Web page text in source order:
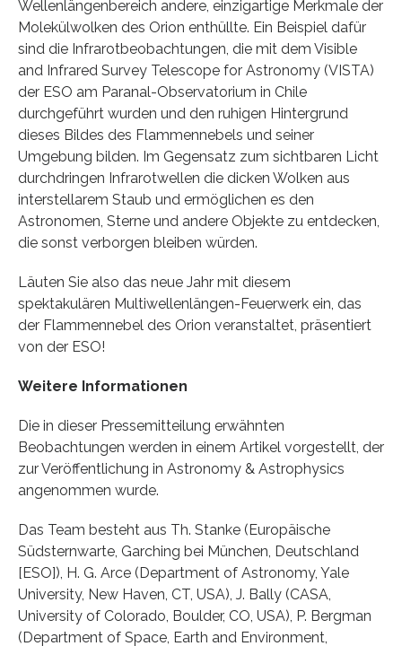
Wellenlängenbereich andere, einzigartige Merkmale der
Molekülwolken des Orion enthüllte. Ein Beispiel dafür
sind die Infrarotbeobachtungen, die mit dem Visible
and Infrared Survey Telescope for Astronomy (VISTA)
der ESO am Paranal-Observatorium in Chile
durchgeführt wurden und den ruhigen Hintergrund
dieses Bildes des Flammennebels und seiner
Umgebung bilden. Im Gegensatz zum sichtbaren Licht
durchdringen Infrarotwellen die dicken Wolken aus
interstellarem Staub und ermöglichen es den
Astronomen, Sterne und andere Objekte zu entdecken,
die sonst verborgen bleiben würden.
Läuten Sie also das neue Jahr mit diesem
spektakulären Multiwellenlängen-Feuerwerk ein, das
der Flammennebel des Orion veranstaltet, präsentiert
von der ESO!
Weitere Informationen
Die in dieser Pressemitteilung erwähnten
Beobachtungen werden in einem Artikel vorgestellt, der
zur Veröffentlichung in Astronomy & Astrophysics
angenommen wurde.
Das Team besteht aus Th. Stanke (Europäische
Südsternwarte, Garching bei München, Deutschland
[ESO]), H. G. Arce (Department of Astronomy, Yale
University, New Haven, CT, USA), J. Bally (CASA,
University of Colorado, Boulder, CO, USA), P. Bergman
(Department of Space, Earth and Environment,